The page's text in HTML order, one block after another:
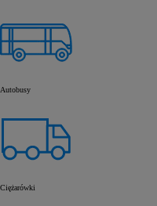
Autobusy
Ciężarówki